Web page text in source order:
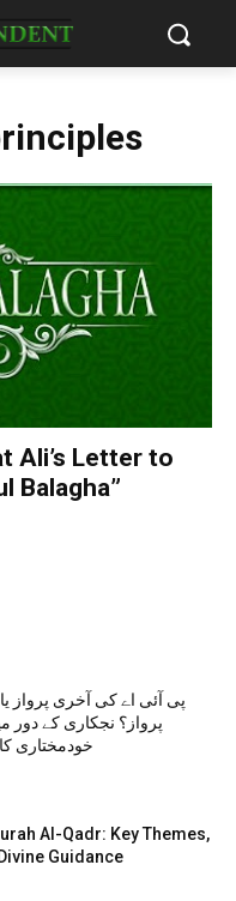
Ali’s Letter to
Balagha”
پی آئی اے کی آخری پرواز
پرواز؟ نجکاری کے
خودمختاری
Al-Qadr: Key Themes,
Guidance